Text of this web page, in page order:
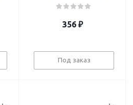
356₽
Под заказ